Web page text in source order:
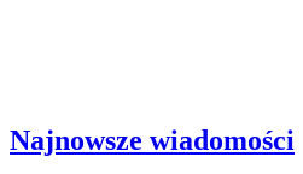
Najnowsze wiadomości